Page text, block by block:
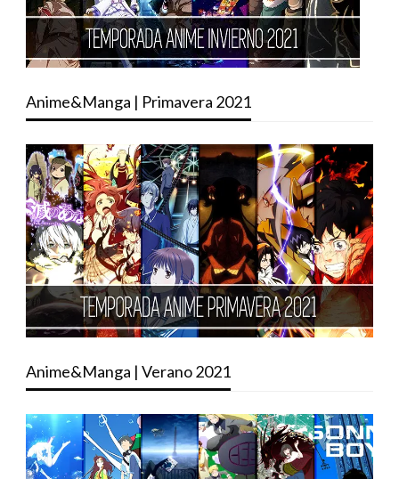
Anime&Manga | Primavera 2021
Anime&Manga | Verano 2021